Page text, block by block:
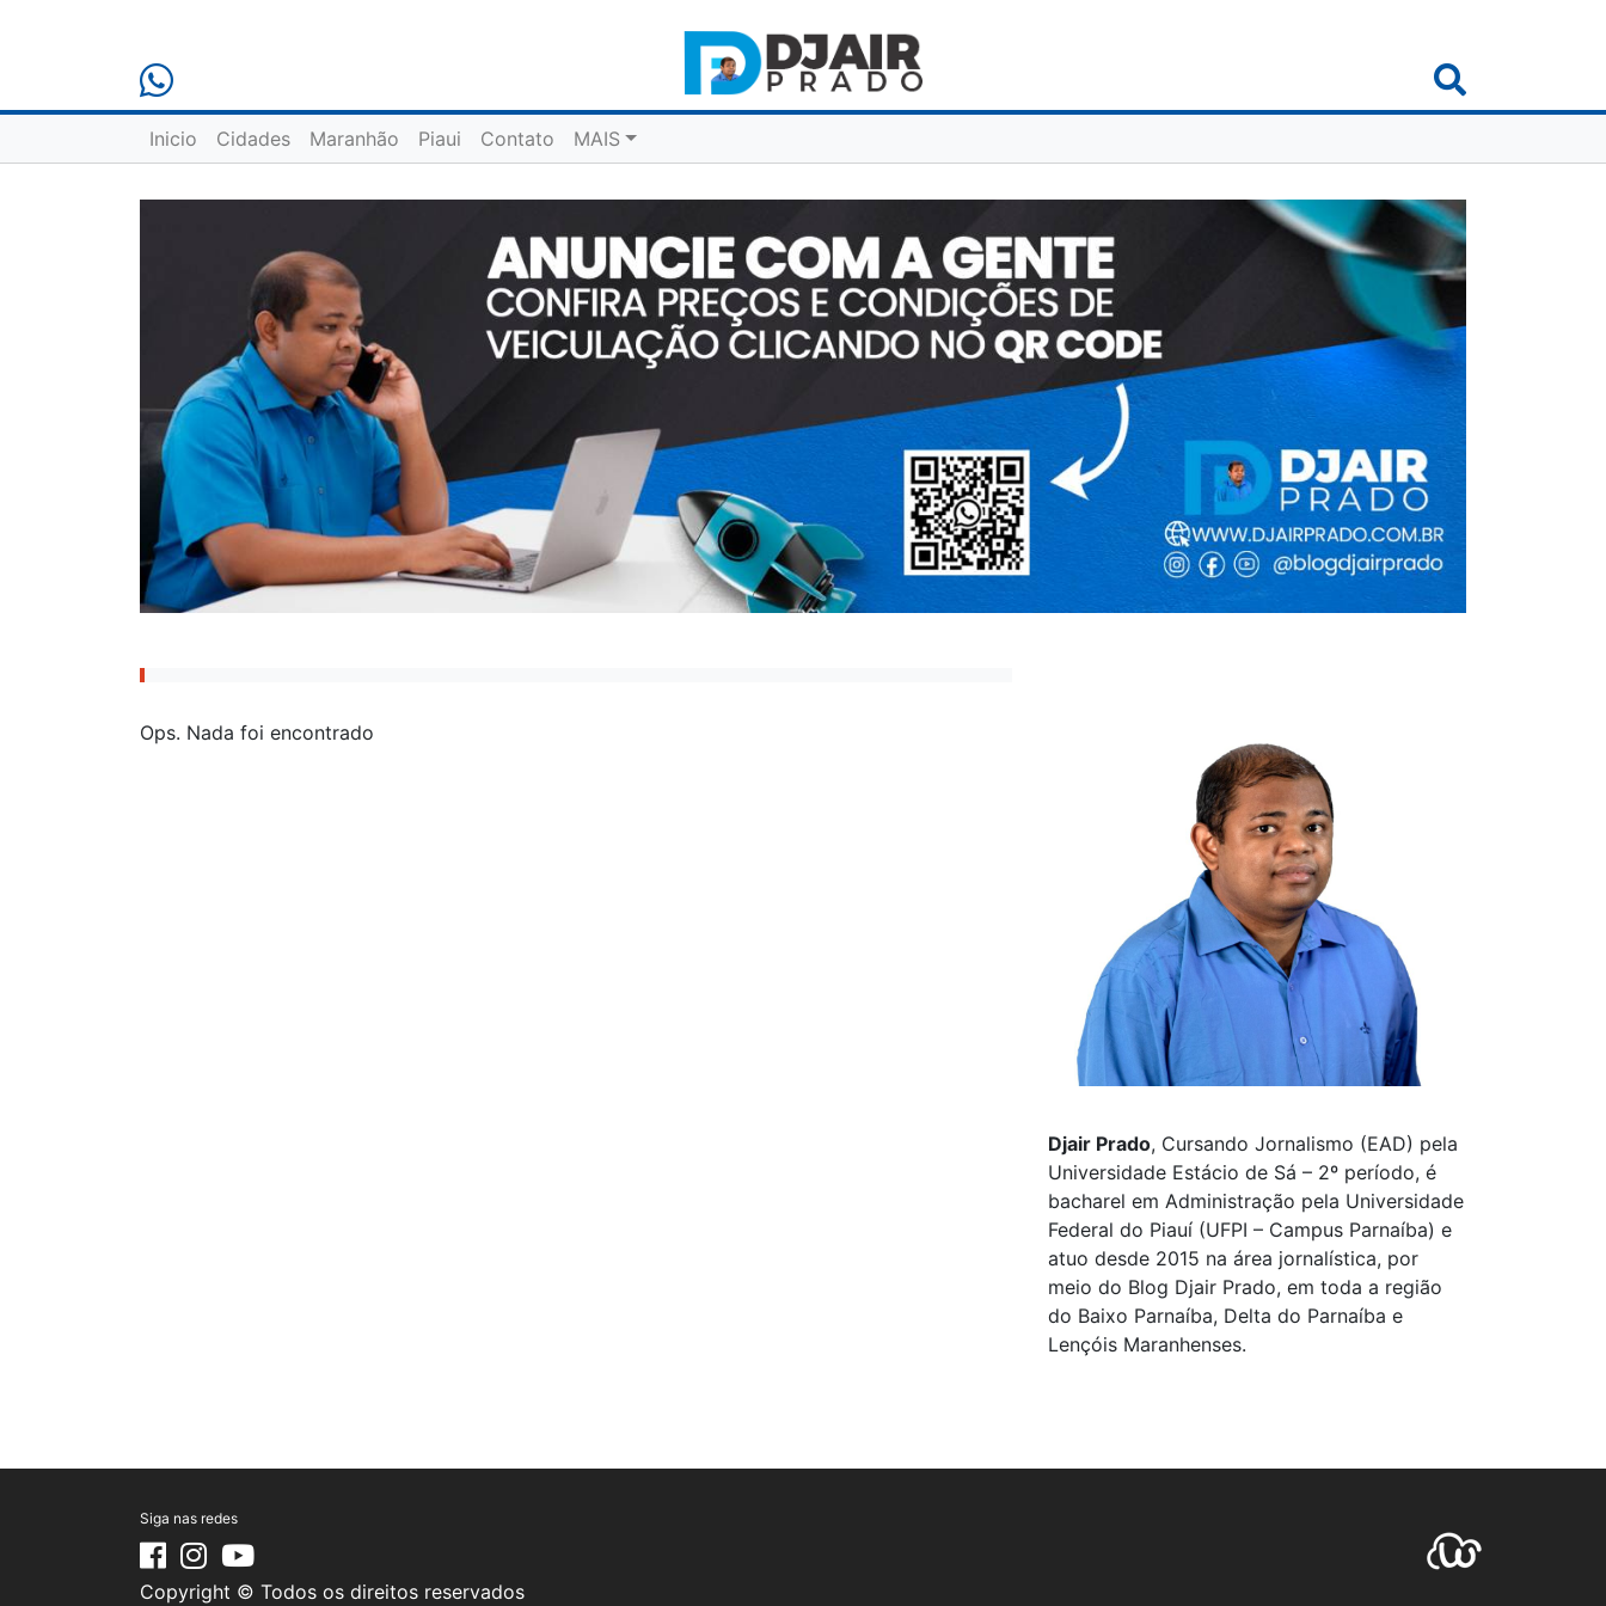
Inicio Cidades Maranhão Piaui Contato MAIS
Ops. Nada foi encontrado
Djair Prado, Cursando Jornalismo (EAD) pela
Universidade Estácio de Sá – 2º período, é
bacharel em Administração pela Universidade
Federal do Piauí (UFPI – Campus Parnaíba) e
atuo desde 2015 na área jornalística, por
meio do Blog Djair Prado, em toda a região
do Baixo Parnaíba, Delta do Parnaíba e
Lençóis Maranhenses.
Siga nas redes
Copyright © Todos os direitos reservados